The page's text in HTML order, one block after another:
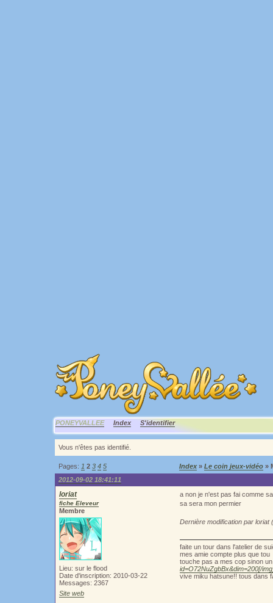
PONEYVALLEE Index S'identifier
Vous n'êtes pas identifié.
Pages: 1 2 3 4 5 Index » Le coin jeux-vidéo »
2012-09-02 18:41:11
loriat
fiche Eleveur
Membre
Lieu: sur le flood
Date d'inscription: 2010-03-22
Messages: 2367
Site web
a non je n'est pas fai comme
sa sera mon permier
Dernière modification par loriat
faite un tour dans l'atelier de
mes amie compte plus que tou
touche pas a mes cop sinon
id=O72NuZgbBx&dim=200[/
vive miku hatsune!! tous dans